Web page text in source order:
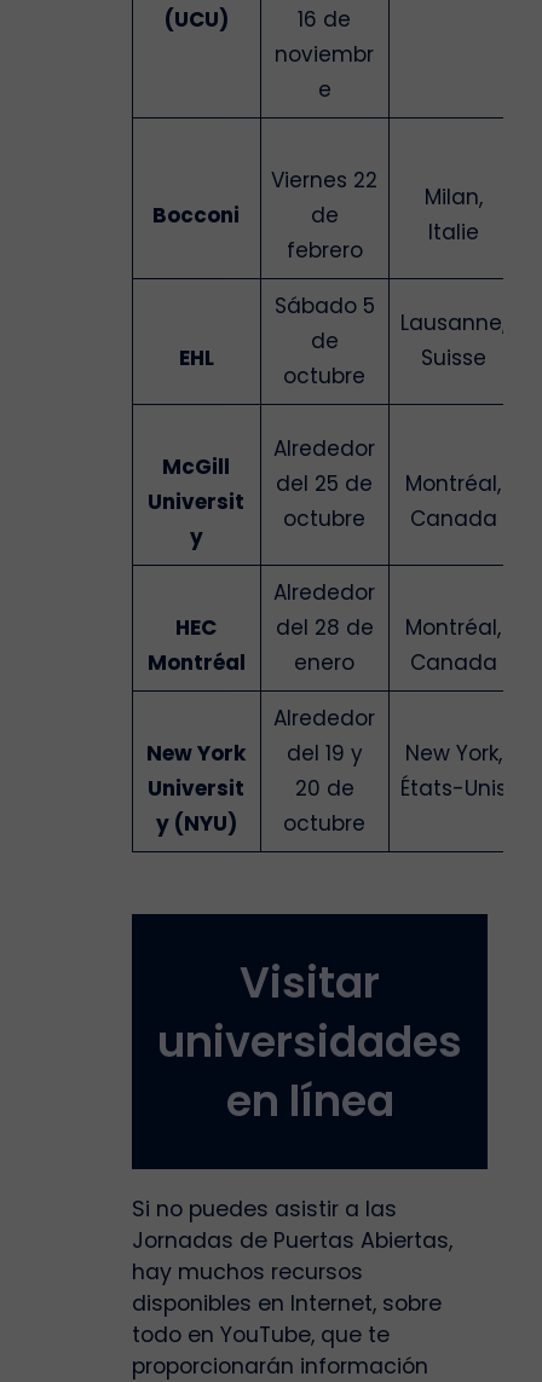
(UCU)
16 de
noviembr
e
Bocconi
Viernes 22
de
febrero
Milan,
Italie
EHL
Sábado 5
de
octubre
Lausanne,
Suisse
McGill
Universit
y
Alrededor
del 25 de
octubre
Montréal,
Canada
HEC
Montréal
Alrededor
del 28 de
enero
Montréal,
Canada
New York
Universit
y (NYU)
Alrededor
del 19 y
20 de
octubre
New York,
États-Unis
Visitar
universidades
en línea
Si no puedes asistir a las
Jornadas de Puertas Abiertas,
hay muchos recursos
disponibles en Internet, sobre
todo en YouTube, que te
proporcionarán información